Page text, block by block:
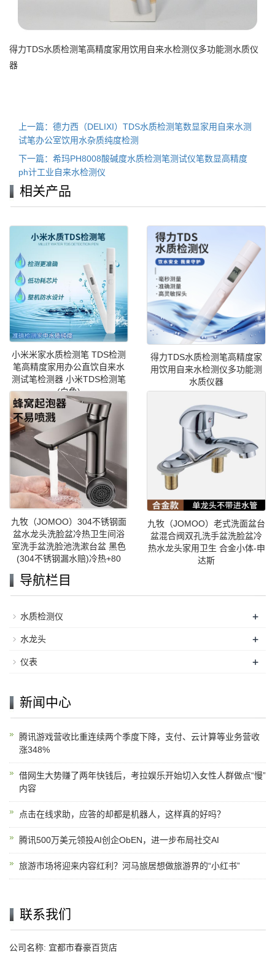
得力TDS水质检测笔高精度家用饮用自来水检测仪多功能测水质仪
器
上一篇：德力西（DELIXI）TDS水质检测笔数显家用自来水测
试笔办公室饮用水杂质纯度检测
下一篇：希玛PH8008酸碱度水质检测笔测试仪笔数显高精度
ph计工业自来水检测仪
相关产品
小米米家水质检测笔 TDS检测
笔高精度家用办公直饮自来水
测试笔检测器 小米TDS检测笔
(白色)
得力TDS水质检测笔高精度家
用饮用自来水检测仪多功能测
水质仪器
九牧（JOMOO）304不锈钢面
盆水龙头洗脸盆冷热卫生间浴
室洗手盆洗脸池洗漱台盆 黑色
(304不锈钢漏水赔)冷热+80
九牧（JOMOO）老式洗面盆台
盆混合阀双孔洗手盆洗脸盆冷
热水龙头家用卫生 合金小体-申
达斯
导航栏目
水质检测仪 +
水龙头 +
仪表 +
新闻中心
腾讯游戏营收比重连续两个季度下降，支付、云计算等业务营收
涨348%
借网生大势赚了两年快钱后，考拉娱乐开始切入女性人群做点“慢”
内容
点击在线求助，应答的却都是机器人，这样真的好吗？
腾讯500万美元领投AI创企ObEN，进一步布局社交AI
旅游市场将迎来内容红利？河马旅居想做旅游界的“小红书”
联系我们
公司名称: 宜都市春豪百货店